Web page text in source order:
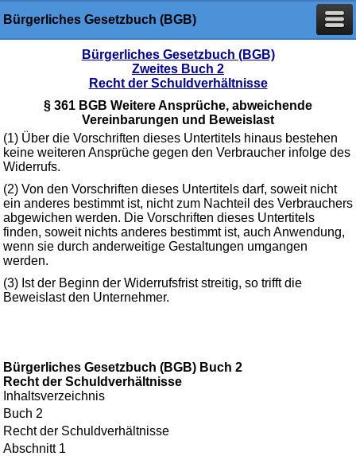
Bürgerliches Gesetzbuch (BGB)
Bürgerliches Gesetzbuch (BGB)
Zweites Buch 2
Recht der Schuldverhältnisse
§ 361 BGB Weitere Ansprüche, abweichende
Vereinbarungen und Beweislast
(1) Über die Vorschriften dieses Untertitels hinaus bestehen
keine weiteren Ansprüche gegen den Verbraucher infolge des
Widerrufs.
(2) Von den Vorschriften dieses Untertitels darf, soweit nicht
ein anderes bestimmt ist, nicht zum Nachteil des Verbrauchers
abgewichen werden. Die Vorschriften dieses Untertitels
finden, soweit nichts anderes bestimmt ist, auch Anwendung,
wenn sie durch anderweitige Gestaltungen umgangen
werden.
(3) Ist der Beginn der Widerrufsfrist streitig, so trifft die
Beweislast den Unternehmer.
Bürgerliches Gesetzbuch (BGB) Buch 2
Recht der Schuldverhältnisse
Inhaltsverzeichnis
Buch 2
Recht der Schuldverhältnisse
Abschnitt 1